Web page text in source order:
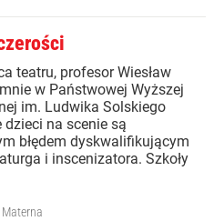
teatru, profesor Wiesław
w Państwowej Wyższej
im. Ludwika Solskiego
dzieci na scenie są
błędem dyskwalifikującym
i inscenizatora. Szkoły